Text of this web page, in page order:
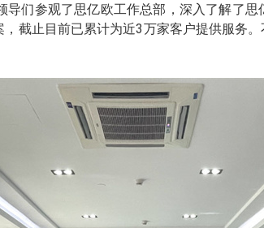
们参观了思亿欧工作总部，深入了解了
截止目前已累计为近3万家客户提供服务